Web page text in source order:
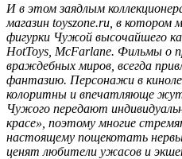
И в этом заядлым
магазин toyszone.ru, в котором
фигурки Чужой высочайшего
HotToys, McFarlane. Фильмы о
враждебных миров, всегда
фантазию. Персонажи в
колоритны и впечатляюще
Чужого передают
красе», поэтому многие
настоящему пощекотать
ценят любители ужасов и